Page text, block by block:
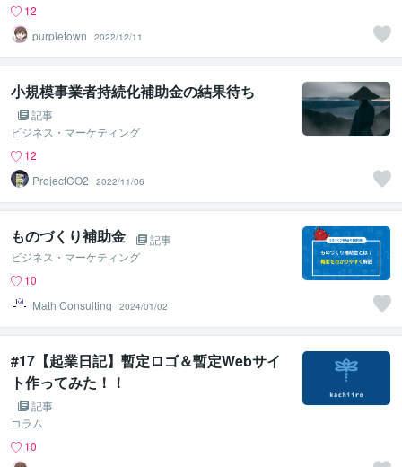
12
purpletown
2022/12/11
小規模事業者持続化補助金の結果待ち
記事
ビジネス・マーケティング
12
ProjectCO2
2022/11/06
ものづくり補助金
記事
ビジネス・マーケティング
10
Math Consulting
2024/01/02
#17【起業日記】暫定ロゴ＆暫定Webサイ
ト作ってみた！！
記事
コラム
10